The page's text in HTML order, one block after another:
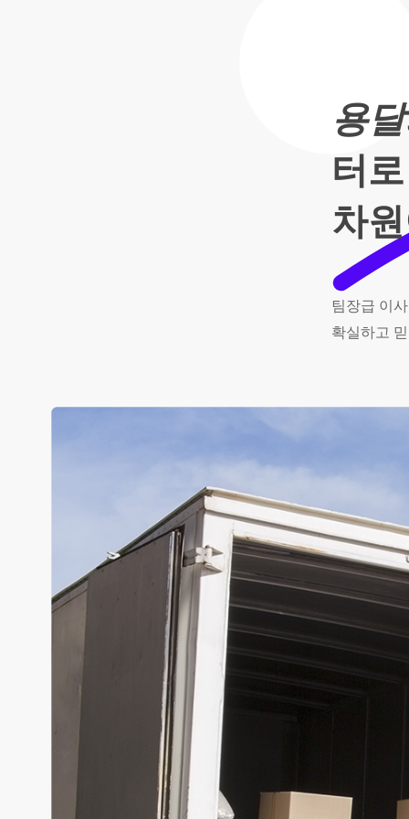
용
터
차
팀장급 이사
확실하고